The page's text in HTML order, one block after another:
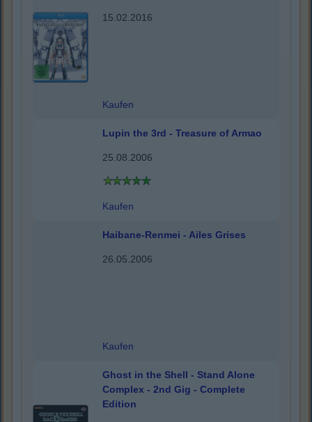
15.02.2016
Kaufen
Lupin the 3rd - Treasure of Armao
25.08.2006
Kaufen
Haibane-Renmei - Ailes Grises
26.05.2006
Kaufen
Ghost in the Shell - Stand Alone
Complex - 2nd Gig - Complete
Edition